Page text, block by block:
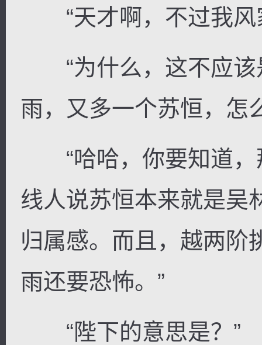
“天才啊，不过我风
“为什么，这不应该
雨，又多一个苏恒，怎
“哈哈，你要知道，
线人说苏恒本来就是吴
归属感。而且，越两阶
雨还要恐怖。”
“陛下的意思是？”